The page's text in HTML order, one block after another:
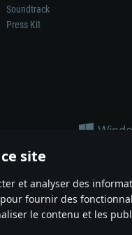
site
et analyser des
fournir des
le contenu et les
Soundtrack
Press Kit
véhicule réel dans ce jeu ne
logos and brand